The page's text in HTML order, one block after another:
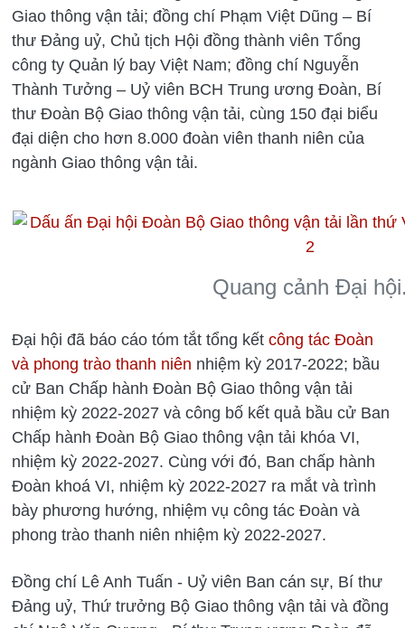
Giao thông vận tải; đồng chí Phạm Việt Dũng – Bí
thư Đảng uỷ, Chủ tịch Hội đồng thành viên Tổng
công ty Quản lý bay Việt Nam; đồng chí Nguyễn
Thành Tưởng – Uỷ viên BCH Trung ương Đoàn, Bí
thư Đoàn Bộ Giao thông vận tải, cùng 150 đại biểu
đại diện cho hơn 8.000 đoàn viên thanh niên của
ngành Giao thông vận tải.
Quang cảnh Đại
Đại hội đã báo cáo tóm tắt tổng kết công tác Đoàn
và phong trào thanh niên nhiệm kỳ 2017-2022; bầu
cử Ban Chấp hành Đoàn Bộ Giao thông vận tải
nhiệm kỳ 2022-2027 và công bố kết quả bầu cử Ban
Chấp hành Đoàn Bộ Giao thông vận tải khóa VI,
nhiệm kỳ 2022-2027. Cùng với đó, Ban chấp hành
Đoàn khoá VI, nhiệm kỳ 2022-2027 ra mắt và trình
bày phương hướng, nhiệm vụ công tác Đoàn và
phong trào thanh niên nhiệm kỳ 2022-2027.
Đồng chí Lê Anh Tuấn - Uỷ viên Ban cán sự, Bí thư
Đảng uỷ, Thứ trưởng Bộ Giao thông vận tải và đồng